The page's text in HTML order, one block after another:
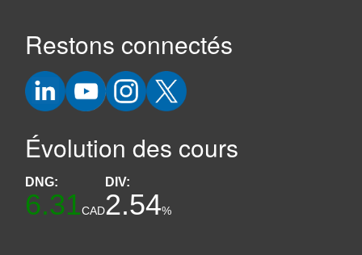
Restons connectés
Évolution des cours
DNG:
6.31CAD
DIV:
2.54%